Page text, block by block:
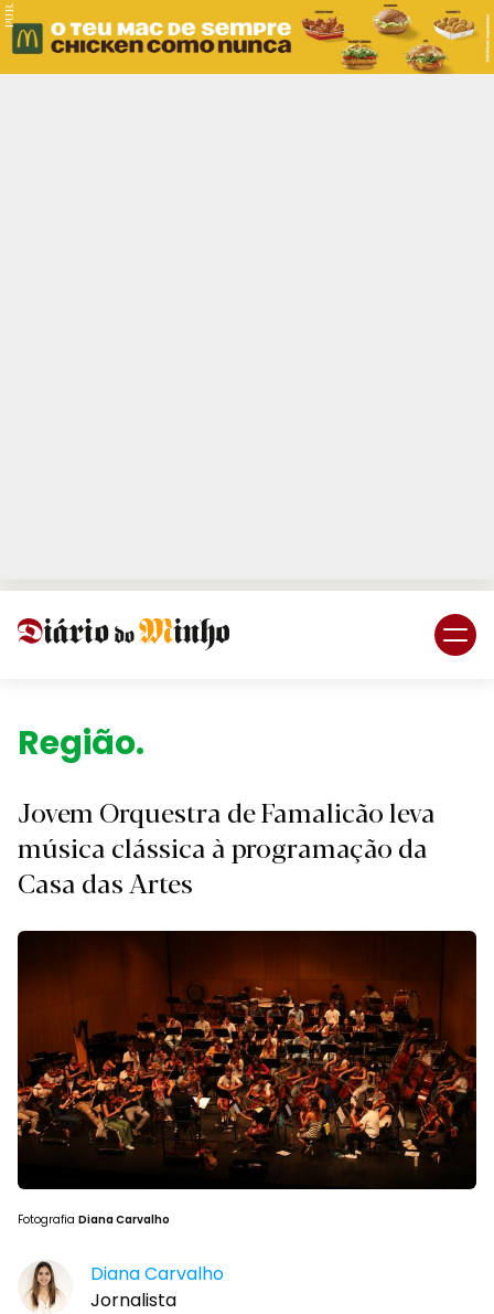
PUB.
Região.
Jovem Orquestra de Famalicão leva
música clássica à programação da
Casa das Artes
Fotografia Diana Carvalho
Diana Carvalho
Jornalista